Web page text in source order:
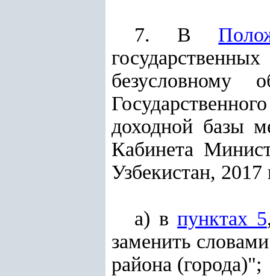
7. В
безусловному
доходной базы
Кабинета
Узбекистан, 2017
а) впунктах 5
заменить
района (города)";